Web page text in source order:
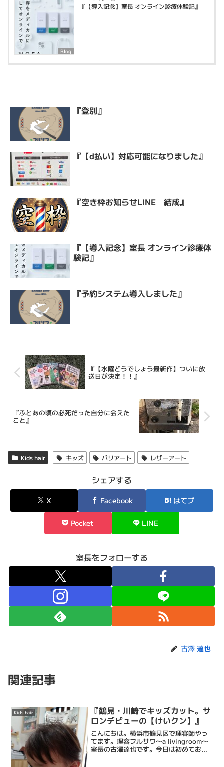
Blog
『【導入記念】室長 オンライン診療体験記』
『登別』
『【d払い】対応可能になりました』
『空き枠お知らせLINE 結成』
『【導入記念】室長 オンライン診療体
験記』
『予約システム導入しました』
『【水曜どうでしょう最新作】ついに放
送日が決定！！』
『ふとあの頃の必死だった自分に会えた
こと』
Kids hair キッズ バリアート レザーアート
シェアする
X Facebook はてブ
Pocket LINE
室長をフォローする
古澤 達也
関連記事
Kids hair
『鶴見・川崎でキッズカット。サ
ロンデビューの【けいクン】』
こんにちは。横浜市鶴見区で理容師やっ
てます。理容フルサワ〜a livingroom〜
室長の古澤達也です。今日は初めてお店